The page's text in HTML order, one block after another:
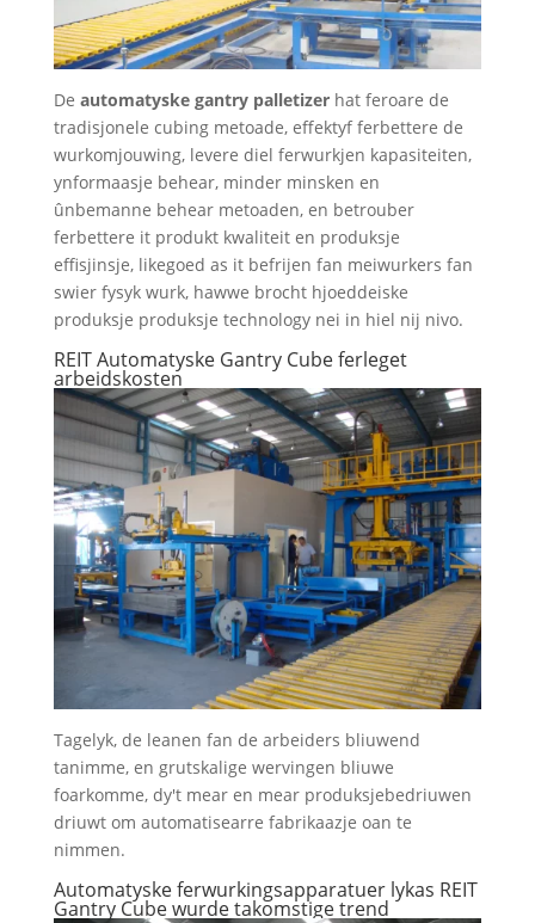
De automatyske gantry palletizerhat feroare de
tradisjonele cubing metoade, effektyf ferbettere de
wurkomjouwing, levere diel ferwurkjen kapasiteiten,
ynformaasje behear, minder minsken en
ûnbemanne behear metoaden, en betrouber
ferbettere it produkt kwaliteit en produksje
effisjinsje, likegoed as it befrijen fan meiwurkers fan
swier fysyk wurk, hawwe brocht hjoeddeiske
produksje produksje technology nei in hiel nij nivo.
REIT Automatyske Gantry Cube ferleget
arbeidskosten
Tagelyk, de leanen fan de arbeiders bliuwend
tanimme, en grutskalige wervingen bliuwe
foarkomme, dy't mear en mear produksjebedriuwen
driuwt om automatisearre fabrikaazje oan te
nimmen.
Automatyske ferwurkingsapparatuer lykas REIT
Gantry Cube wurde takomstige trend